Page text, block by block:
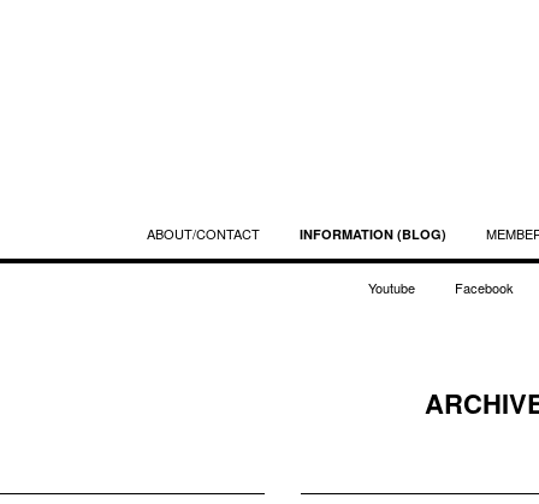
ABOUT/CONTACT INFORMATION (BLOG)
Youtube Facebook